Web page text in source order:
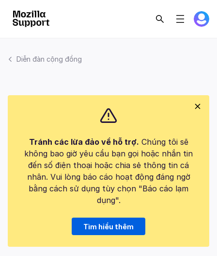
Diễn đàn cộng đồng
Tránh các lừa đảo về hỗ trợ. Chúng tôi sẽ
không bao giờ yêu cầu bạn gọi hoặc nhắn tin
đến số điện thoại hoặc chia sẻ thông tin cá
nhân. Vui lòng báo cáo hoạt động đáng ngờ
bằng cách sử dụng tùy chọn "Báo cáo lạm
dụng".
Tìm hiểu thêm